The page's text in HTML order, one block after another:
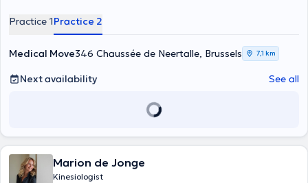
Practice 1Practice 2
Medical Move346 Chaussée de Neertalle, Brussels 7,1 km
Next availability See all
Marion de Jonge
Kinesiologist